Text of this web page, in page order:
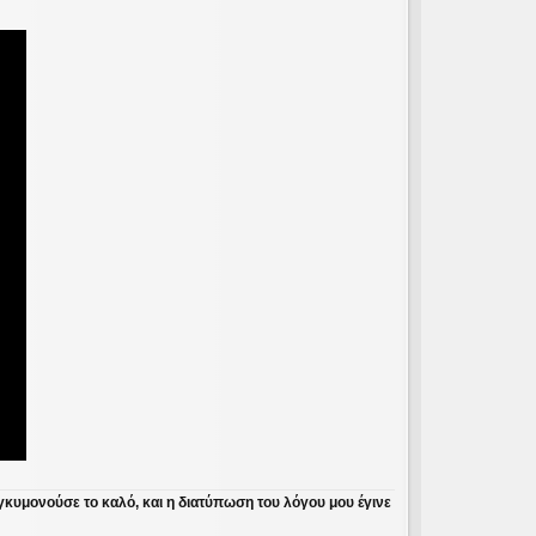
το καλό, και η διατύπωση του λόγου μου έγινε